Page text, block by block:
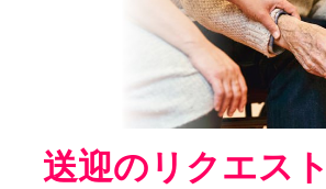
送迎のリクエスト